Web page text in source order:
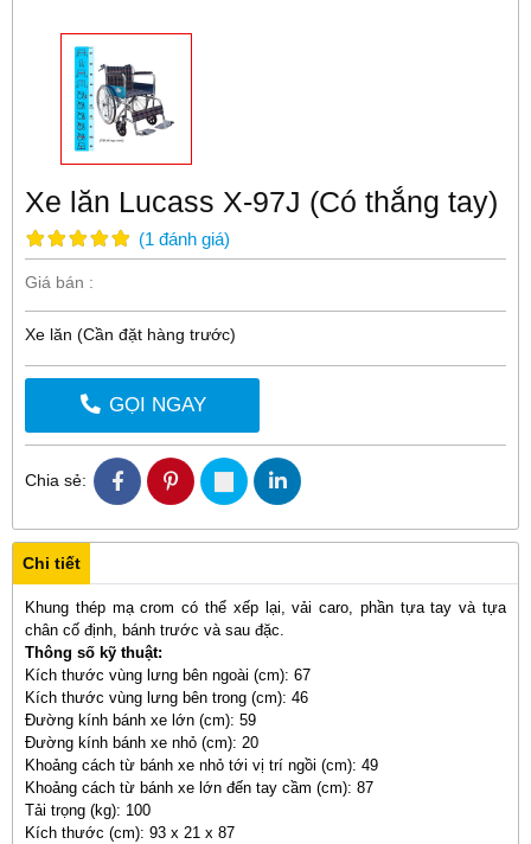
Xe lăn Lucass X-97J (Có thắng tay)
(1 đánh giá)
Giá bán :
Xe lăn (Cần đặt hàng trước)
GỌI NGAY
Chia sẻ:
Chi tiết
Khung thép mạ crom có thể xếp lại, vải caro, phần tựa tay và tựa
chân cố định, bánh trước và sau đặc.
Thông số kỹ thuật:
Kích thước vùng lưng bên ngoài (cm): 67
Kích thước vùng lưng bên trong (cm): 46
Đường kính bánh xe lớn (cm): 59
Đường kính bánh xe nhỏ (cm): 20
Khoảng cách từ bánh xe nhỏ tới vị trí ngồi (cm): 49
Khoảng cách từ bánh xe lớn đến tay cầm (cm): 87
Tải trọng (kg): 100
Kích thước (cm): 93 x 21 x 87